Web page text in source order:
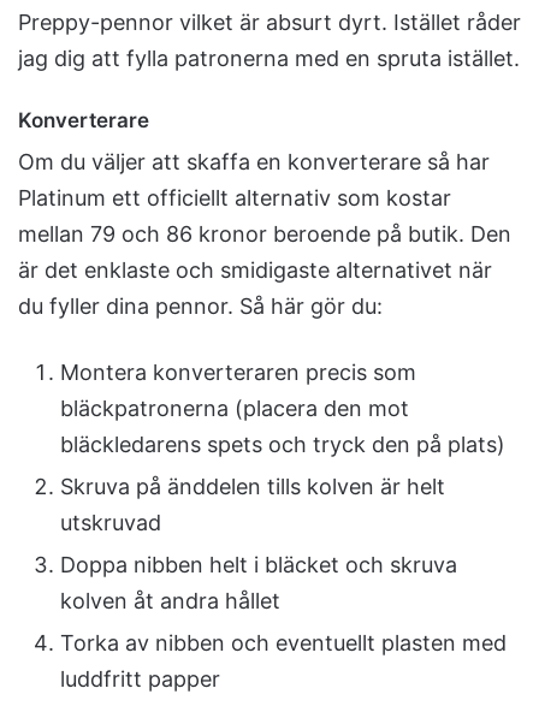
Preppy-pennor vilket är absurt dyrt. Istället råder
jag dig att fylla patronerna med en spruta istället.
Konverterare
Om du väljer att skaffa en konverterare så har
Platinum ett officiellt alternativ som kostar
mellan 79 och 86 kronor beroende på butik. Den
är det enklaste och smidigaste alternativet när
du fyller dina pennor. Så här gör du:
Montera konverteraren precis som
bläckpatronerna (placera den mot
bläckledarens spets och tryck den på plats)
Skruva på änddelen tills kolven är helt
utskruvad
Doppa nibben helt i bläcket och skruva
kolven åt andra hållet
Torka av nibben och eventuellt plasten med
luddfritt papper